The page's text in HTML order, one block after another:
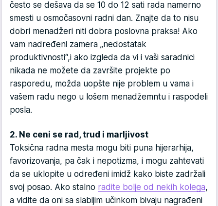
često se dešava da se 10 do 12 sati rada namerno
smesti u osmočasovni radni dan. Znajte da to nisu
dobri menadžeri niti dobra poslovna praksa! Ako
vam nadređeni zamera „nedostatak
produktivnosti“,i ako izgleda da vi i vaši saradnici
nikada ne možete da završite projekte po
rasporedu, možda uopšte nije problem u vama i
vašem radu nego u lošem menadžemntu i raspodeli
posla.
2. Ne ceni se rad, trud i marljivost
Toksična radna mesta mogu biti puna hijerarhija,
favorizovanja, pa čak i nepotizma, i mogu zahtevati
da se uklopite u određeni imidž kako biste zadržali
svoj posao. Ako stalno radite bolje od nekih kolega,
a vidite da oni sa slabijim učinkom bivaju nagrađeni